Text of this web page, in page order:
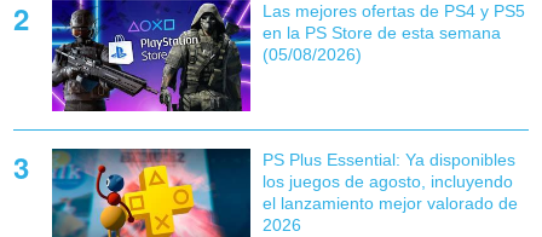
Las mejores ofertas de PS4 y PS5
en la PS Store de esta semana
(05/08/2026)
PS Plus Essential: Ya disponibles
los juegos de agosto, incluyendo
el lanzamiento mejor valorado de
2026